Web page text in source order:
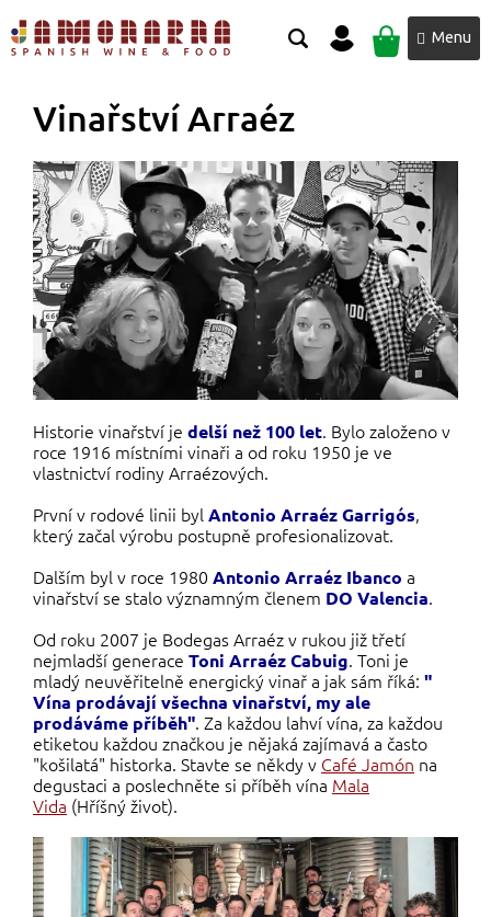
na
obsah
NÁKUPNÍ
KOŠÍK
Vinařství Arraéz
Historie vinařství je delší než 100 let. Bylo založeno v
roce 1916 místními vinaři a od roku 1950 je ve
vlastnictví rodiny Arraézových.
První v rodové linii byl Antonio Arraéz Garrigós,
který začal výrobu postupně profesionalizovat.
Dalším byl v roce 1980 Antonio Arraéz Ibanco a
vinařství se stalo významným členem DO Valencia.
Od roku 2007 je Bodegas Arraéz v rukou již třetí
nejmladší generace Toni Arraéz Cabuig. Toni je
mladý neuvěřitelně energický vinař a jak sám říká: "
Vína prodávají všechna vinařství, my ale
prodáváme příběh". Za každou lahví vína, za každou
etiketou každou značkou je nějaká zajímavá a často
"košilatá" historka. Stavte se někdy v Café Jamón na
degustaci a poslechněte si příběh vína Mala
Vida (Hříšný život).